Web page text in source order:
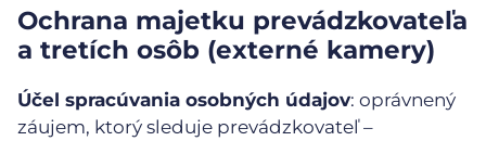
Ochrana majetku prevádzkovateľa
a tretích osôb (externé kamery)
Účel spracúvania osobných údajov: oprávnený
záujem, ktorý sleduje prevádzkovateľ –